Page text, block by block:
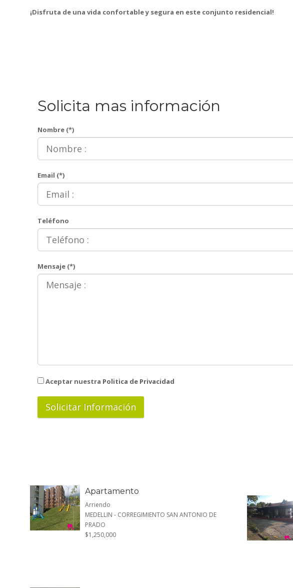
¡Disfruta de una vida confortable y segura en este conjunto residencial!
Solicita mas información
Nombre (*)
Email (*)
Teléfono
Mensaje (*)
Aceptar nuestra Politica de Privacidad
Apartamento
Arriendo
MEDELLIN - CORREGIMIENTO SAN ANTONIO DE
PRADO
$1,250,000